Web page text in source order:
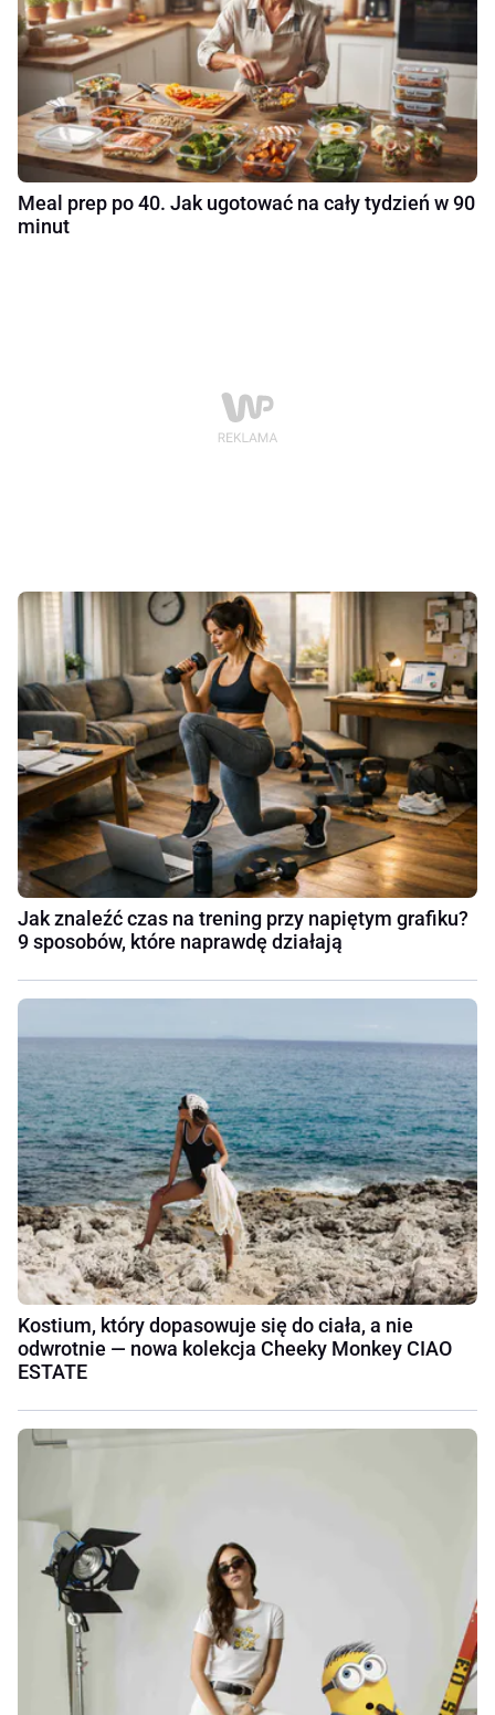
Meal prep po 40. Jak ugotować na cały tydzień w 90
minut
Jak znaleźć czas na trening przy napiętym grafiku?
9 sposobów, które naprawdę działają
Kostium, który dopasowuje się do ciała, a nie
odwrotnie — nowa kolekcja Cheeky Monkey CIAO
ESTATE